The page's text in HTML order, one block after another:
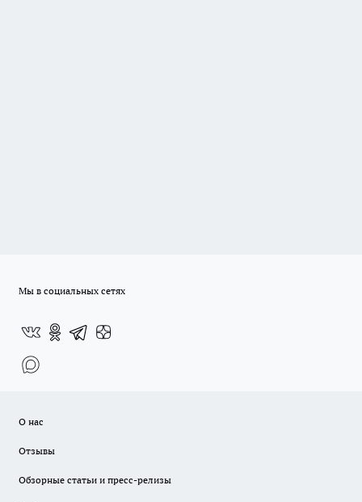
Мы в социальных сетях
О нас
Отзывы
Обзорные статьи и пресс-релизы